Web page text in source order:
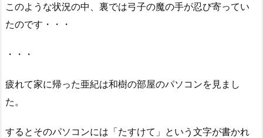
このような状況の中、裏では弓子の魔の手が忍び寄ってい
たのです・・・
・・・
疲れて家に帰った亜紀は和樹の部屋のパソコンを見まし
た。
するとそのパソコンには「たすけて」という文字が書かれ